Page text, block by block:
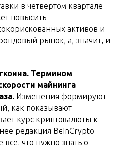
в четвертом квартале
повысить
активов и
рынок, а, значит, и
Термином
майнинга
Изменения формируют
как показывают
курс криптовалюты к
редакция BeInCrypto
все, что нужно знать о